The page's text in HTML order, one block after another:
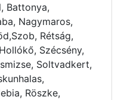
Battonya,
Nagymaros,
Rétság,
Szécsény,
Soltvadkert,
Röszke,